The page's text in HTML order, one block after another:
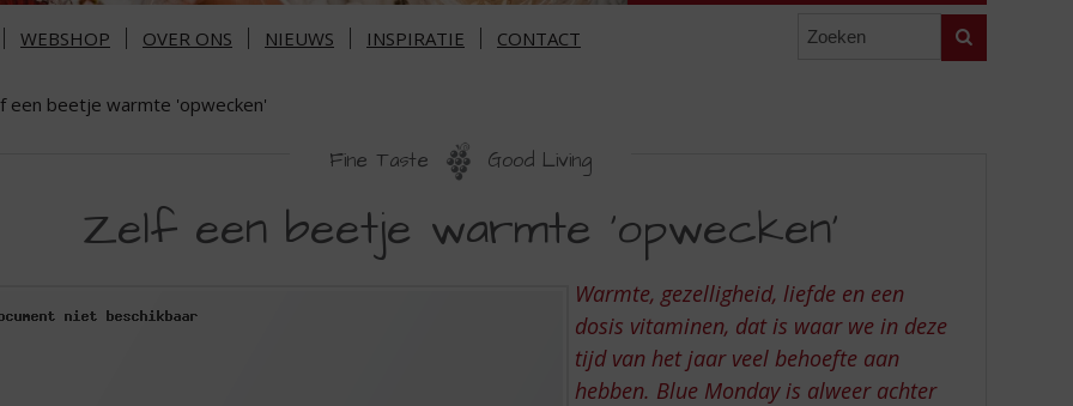
WEBSHOP OVER ONS NIEUWS INSPIRATIE CONTACT Zoeken
een beetje warmte 'opwecken'
Fine Taste Good Living
Zelf een beetje warmte 'opwecken'
Warmte, gezelligheid, liefde en een
dosis vitaminen, dat is waar we in deze
tijd van het jaar veel behoefte aan
hebben. Blue Monday is alweer achter